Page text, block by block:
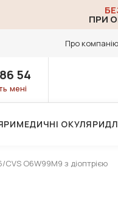
ПРИ
Про компанію
54
мені
МЕДИЧНІ ОКУЛЯРИ
CVS O6W99M9 з діоптрією